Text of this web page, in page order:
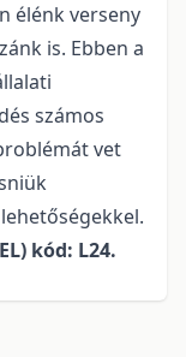
élénk verseny
is. Ebben a
számos
vet
kód: L24.